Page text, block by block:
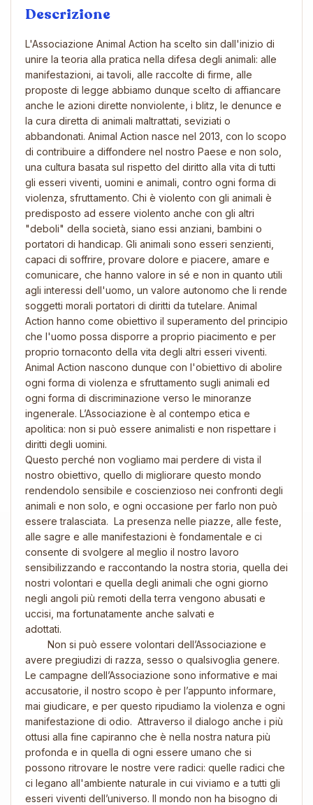
Descrizione
L'Associazione Animal Action ha scelto sin dall'inizio di
unire la teoria alla pratica nella difesa degli animali: alle
manifestazioni, ai tavoli, alle raccolte di firme, alle
proposte di legge abbiamo dunque scelto di affiancare
anche le azioni dirette nonviolente, i blitz, le denunce e
la cura diretta di animali maltrattati, seviziati o
abbandonati. Animal Action nasce nel 2013, con lo scopo
di contribuire a diffondere nel nostro Paese e non solo,
una cultura basata sul rispetto del diritto alla vita di tutti
gli esseri viventi, uomini e animali, contro ogni forma di
violenza, sfruttamento. Chi è violento con gli animali è
predisposto ad essere violento anche con gli altri
"deboli" della società, siano essi anziani, bambini o
portatori di handicap. Gli animali sono esseri senzienti,
capaci di soffrire, provare dolore e piacere, amare e
comunicare, che hanno valore in sé e non in quanto utili
agli interessi dell'uomo, un valore autonomo che li rende
soggetti morali portatori di diritti da tutelare. Animal
Action hanno come obiettivo il superamento del principio
che l'uomo possa disporre a proprio piacimento e per
proprio tornaconto della vita degli altri esseri viventi.
Animal Action nascono dunque con l'obiettivo di abolire
ogni forma di violenza e sfruttamento sugli animali ed
ogni forma di discriminazione verso le minoranze
ingenerale. L’Associazione è al contempo etica e
apolitica: non si può essere animalisti e non rispettare i
diritti degli uomini.
Questo perché non vogliamo mai perdere di vista il
nostro obiettivo, quello di migliorare questo mondo
rendendolo sensibile e coscienzioso nei confronti degli
animali e non solo, e ogni occasione per farlo non può
essere tralasciata. La presenza nelle piazze, alle feste,
alle sagre e alle manifestazioni è fondamentale e ci
consente di svolgere al meglio il nostro lavoro
sensibilizzando e raccontando la nostra storia, quella dei
nostri volontari e quella degli animali che ogni giorno
negli angoli più remoti della terra vengono abusati e
uccisi, ma fortunatamente anche salvati e
Non si può essere volontari dell’Associazione e
avere pregiudizi di razza, sesso o qualsivoglia genere.
Le campagne dell’Associazione sono informative e mai
accusatorie, il nostro scopo è per l’appunto informare,
mai giudicare, e per questo ripudiamo la violenza e ogni
manifestazione di odio. Attraverso il dialogo anche i più
ottusi alla fine capiranno che è nella nostra natura più
profonda e in quella di ogni essere umano che si
possono ritrovare le nostre vere radici: quelle radici che
ci legano all'ambiente naturale in cui viviamo e a tutti gli
esseri viventi dell’universo. Il mondo non ha bisogno di